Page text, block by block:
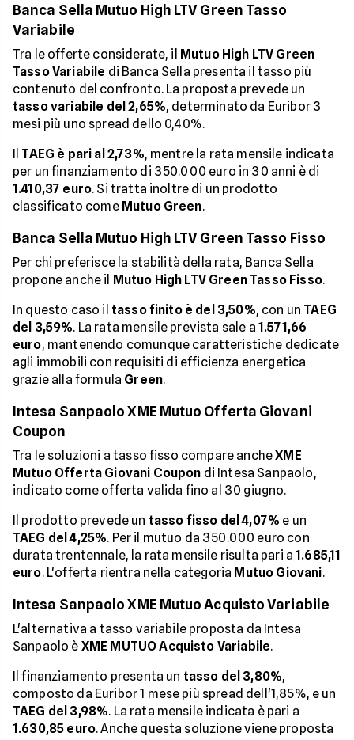
Banca Sella Mutuo High LTV Green Tasso
Variabile
Tra le offerte considerate, il Mutuo High LTV Green
Tasso Variabile di Banca Sella presenta il tasso più
contenuto del confronto. La proposta prevede un
tasso variabile del 2,65%, determinato da Euribor 3
mesi più uno spread dello 0,40%.
Il TAEG è pari al 2,73%, mentre la rata mensile indicata
per un finanziamento di 350.000 euro in 30 anni è di
1.410,37 euro. Si tratta inoltre di un prodotto
classificato come Mutuo Green.
Banca Sella Mutuo High LTV Green Tasso Fisso
Per chi preferisce la stabilità della rata, Banca Sella
propone anche il Mutuo High LTV Green Tasso Fisso.
In questo caso il tasso finito è del 3,50%, con un TAEG
del 3,59%. La rata mensile prevista sale a 1.571,66
euro, mantenendo comunque caratteristiche dedicate
agli immobili con requisiti di efficienza energetica
grazie alla formula Green.
Intesa Sanpaolo XME Mutuo Offerta Giovani
Coupon
Tra le soluzioni a tasso fisso compare ancheXME
Mutuo Offerta Giovani Coupon di Intesa Sanpaolo,
indicato come offerta valida fino al 30 giugno.
Il prodotto prevede un tasso fisso del 4,07% e un
TAEG del 4,25%. Per il mutuo da 350.000 euro con
durata trentennale, la rata mensile risulta pari a1.685,11
euro. L'offerta rientra nella categoria Mutuo Giovani.
Intesa Sanpaolo XME Mutuo Acquisto Variabile
L'alternativa a tasso variabile proposta da Intesa
Sanpaolo è XME MUTUO Acquisto Variabile.
Il finanziamento presenta un tasso del 3,80%,
composto da Euribor 1 mese più spread dell'1,85%, e un
TAEG del 3,98%. La rata mensile indicata è pari a
1.630,85 euro. Anche questa soluzione viene proposta